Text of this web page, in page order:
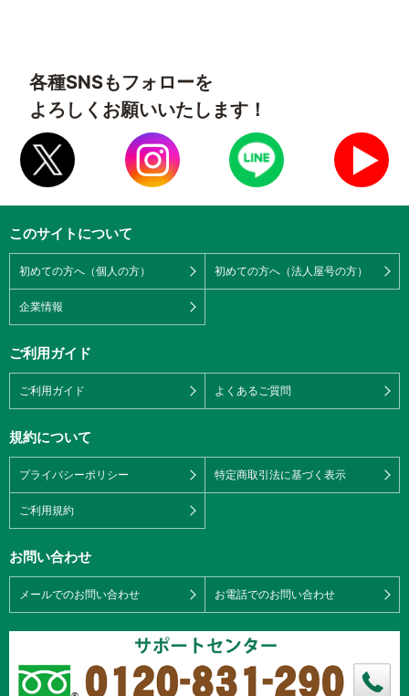
各種SNSもフォローを
よろしくお願いいたします！
このサイトについて
初めての方へ（個人の方） 初めての方へ（法人屋号の方）
企業情報
ご利用ガイド
ご利用ガイド よくあるご質問
規約について
プライバシーポリシー 特定商取引法に基づく表示
ご利用規約
お問い合わせ
メールでのお問い合わせ お電話でのお問い合わせ